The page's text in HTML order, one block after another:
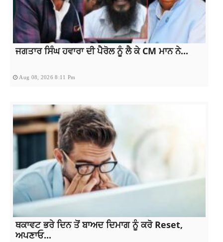
ਜਗਤਾਰ ਸਿੰਘ ਹਵਾਰਾ ਦੀ ਪੈਰੋਲ ਨੂੰ ਲੈ ਕੇ CM ਮਾਨ ਨੇ...
Aug 08, 2026 8:11 Pm
ਥਕਾਵਟ ਭਰੇ ਦਿਨ ਤੋਂ ਬਾਅਦ ਦਿਮਾਗ ਨੂੰ ਕਰੋ Reset,
ਅਪਣਾਓ...